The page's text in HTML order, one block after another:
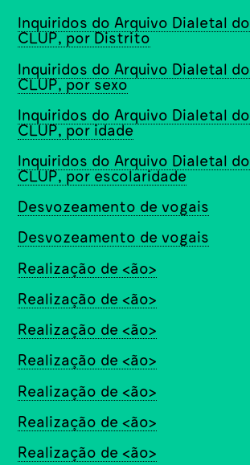
Inquiridos do Arquivo Dialetal do
CLUP, por Distrito
Inquiridos do Arquivo Dialetal do
CLUP, por sexo
Inquiridos do Arquivo Dialetal do
CLUP, por idade
Inquiridos do Arquivo Dialetal do
CLUP, por escolaridade
Desvozeamento de vogais
Desvozeamento de vogais
Realização de <ão>
Realização de <ão>
Realização de <ão>
Realização de <ão>
Realização de <ão>
Realização de <ão>
Realização de <ão>